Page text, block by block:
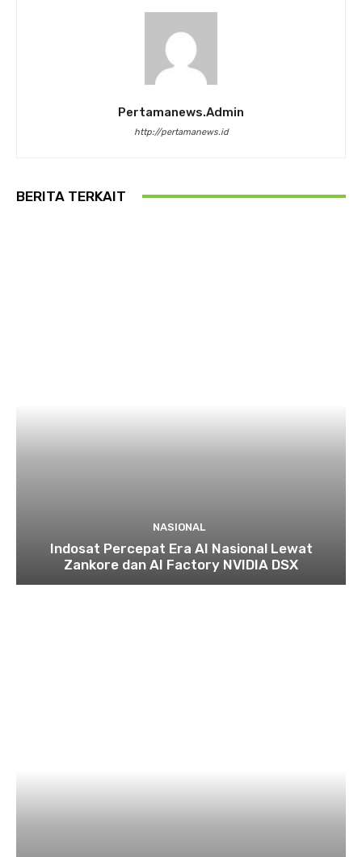
Pertamanews.admin
http://pertamanews.id
BERITA TERKAIT
NASIONAL
Indosat Percepat Era AI Nasional Lewat
Zankore dan AI Factory NVIDIA DSX